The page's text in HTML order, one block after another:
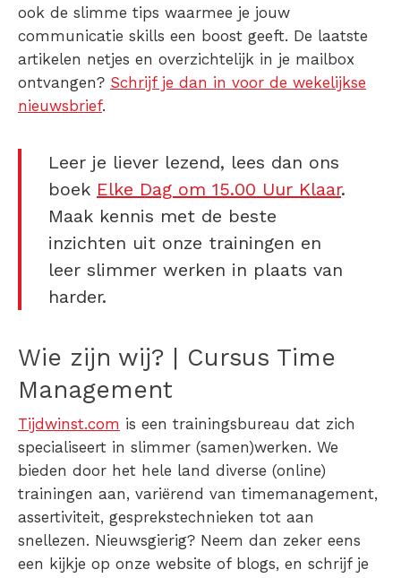
ook de slimme tips waarmee je jouw
communicatie skills een boost geeft. De laatste
artikelen netjes en overzichtelijk in je mailbox
ontvangen? Schrijf je dan in voor de wekelijkse
nieuwsbrief.
Leer je liever lezend, lees dan ons
boek Elke Dag om 15.00 Uur Klaar.
Maak kennis met de beste
inzichten uit onze trainingen en
leer slimmer werken in plaats van
harder.
Wie zijn wij? | Cursus Time
Management
Tijdwinst.com is een trainingsbureau dat zich
specialiseert in slimmer (samen)werken. We
bieden door het hele land diverse (online)
trainingen aan, variërend van timemanagement,
assertiviteit, gesprekstechnieken tot aan
snellezen. Nieuwsgierig? Neem dan zeker eens
een kijkje op onze website of blogs, en schrijf je